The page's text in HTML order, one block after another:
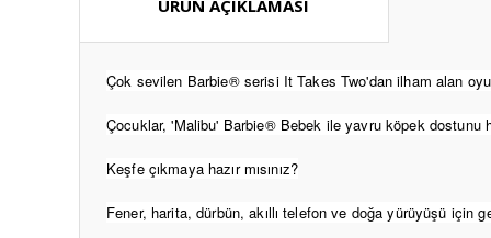
ÜRÜN AÇIKLAMASI
Çok sevilen Barbie® serisi It Takes Two'dan ilham alan
Çocuklar, 'Malibu' Barbie® Bebek ile yavru köpek dostunu
Keşfe çıkmaya hazır mısınız?
Fener, harita, dürbün, akıllı telefon ve doğa yürüyüşü için